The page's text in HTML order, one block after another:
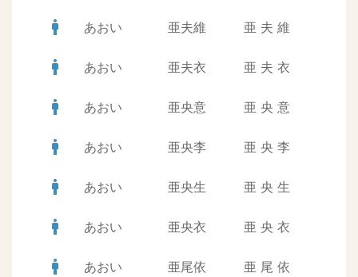
man あおい 亜夫維 亜 夫 維
man あおい 亜夫衣 亜 夫 衣
man あおい 亜央意 亜 央 意
man あおい 亜央李 亜 央 李
man あおい 亜央生 亜 央 生
man あおい 亜央衣 亜 央 衣
man あおい 亜尾依 亜 尾 依